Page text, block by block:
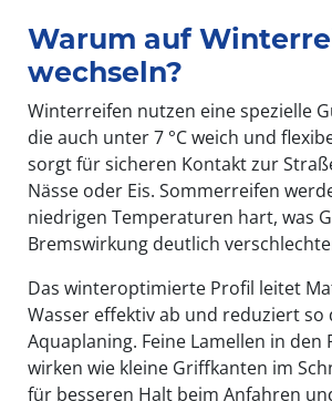
Warum auf
wechseln?
Winterreifen nutzen eine spezielle
die auch unter 7 °C weich und
sorgt für sicheren Kontakt zur
Nässe oder Eis. Sommerreifen
niedrigen Temperaturen hart, was
Bremswirkung deutlich
Das winteroptimierte Profil leitet
Wasser effektiv ab und reduziert so
Aquaplaning. Feine Lamellen in den
wirken wie kleine Griffkanten im
für besseren Halt beim Anfahren